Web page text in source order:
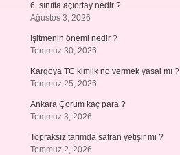
6. sınıfta açıortay nedir ?
Ağustos 3, 2026
Işitmenin önemi nedir ?
Temmuz 30, 2026
Kargoya TC kimlik no vermek yasal mı ?
Temmuz 25, 2026
Ankara Çorum kaç para ?
Temmuz 3, 2026
Topraksız tarımda safran yetişir mi ?
Temmuz 2, 2026